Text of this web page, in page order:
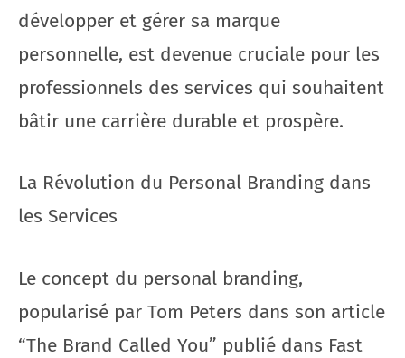
développer et gérer sa marque
personnelle, est devenue cruciale pour les
professionnels des services qui souhaitent
bâtir une carrière durable et prospère.
La Révolution du Personal Branding dans
les Services
Le concept du personal branding,
popularisé par Tom Peters dans son article
“The Brand Called You” publié dans Fast